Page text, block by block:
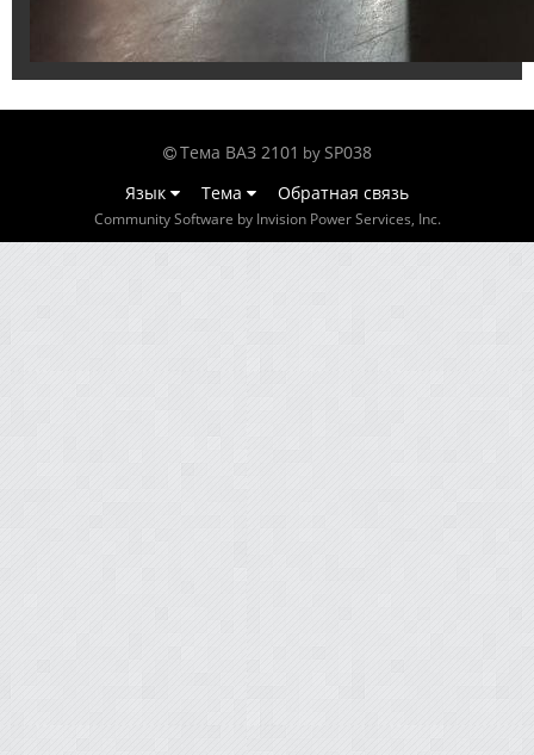
Тема ВАЗ 2101 by SP038
Язык
Тема Обратная связь
Community Software by Invision Power Services, Inc.